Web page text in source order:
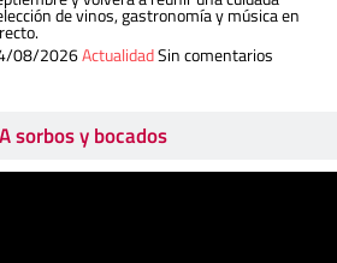
de vinos, gastronomía y música en
08/2026ActualidadSin comentarios
A sorbos y bocados